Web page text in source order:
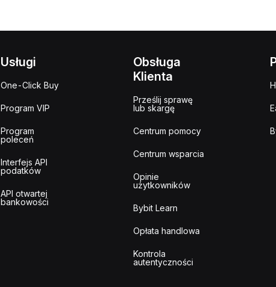
Usługi
One-Click Buy
Program VIP
Program
poleceń
Interfejs API
podatków
API otwartej
bankowości
Obsługa
Klienta
Prześlij sprawę
lub skargę
Centrum pomocy
Centrum wsparcia
Opinie
użytkowników
Bybit Learn
Opłata handlowa
Kontrola
autentyczności